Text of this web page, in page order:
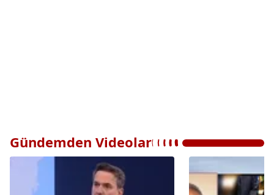
Gündemden Videolar